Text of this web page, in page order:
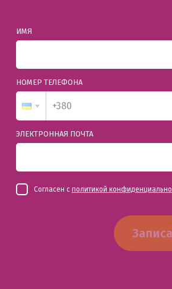
ИМЯ
НОМЕР ТЕЛЕФОНА
ЭЛЕКТРОННАЯ ПОЧТА
Согласен с политикой